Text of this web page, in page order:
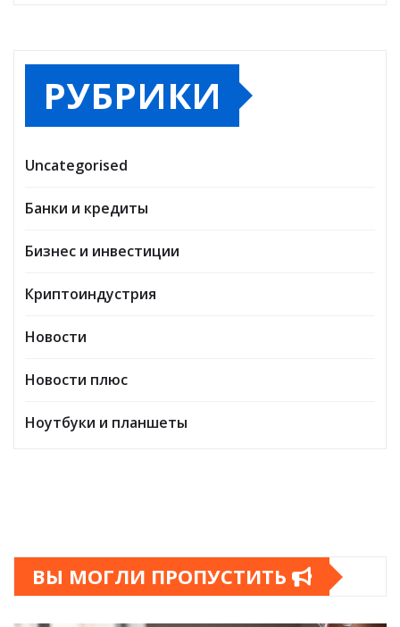
РУБРИКИ
Uncategorised
Банки и кредиты
Бизнес и инвестиции
Криптоиндустрия
Новости
Новости плюс
Ноутбуки и планшеты
ВЫ МОГЛИ ПРОПУСТИТЬ